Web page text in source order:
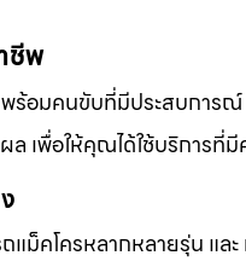
ชีพ
พร้อมคนขับที่มีประสบการ
เพื่อให้คุณได้ใช้บริการที่
ถแม็คโครหลากหลายรุ่น